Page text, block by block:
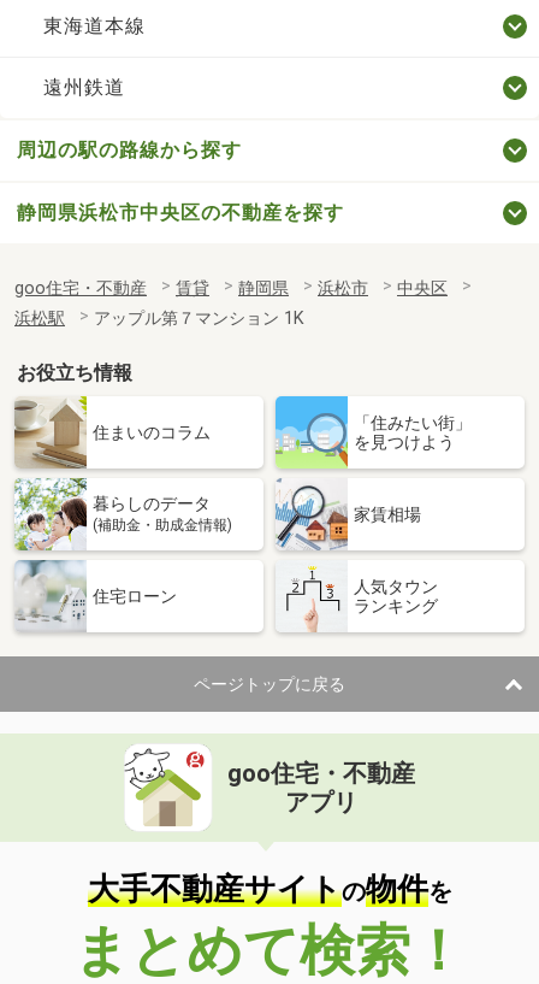
東海道本線
遠州鉄道
周辺の駅の路線から探す
静岡県浜松市中央区の不動産を探す
goo住宅・不動産 賃貸 静岡県 浜松市
中央区
浜松駅
アップル第７マンション 1K
お役立ち情報
住まいのコラム
「住みたい街」
を見つけよう
暮らしのデータ
(補助金・助成金情報)
家賃相場
住宅ローン
人気タウン
ランキング
ページトップに戻る
goo住宅・不動産
アプリ
大手不動産サイトの物件を
まとめて検索！